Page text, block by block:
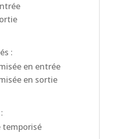
:
en entrée
en sortie
temporisé